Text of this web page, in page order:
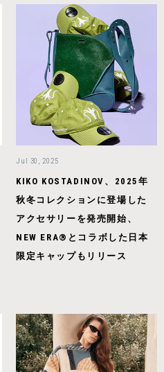
Jul 30, 2025
KIKO KOSTADINOV、2025年
秋冬コレクションに登場した
アクセサリーを発売開始、
NEW ERA®とコラボした日本
限定キャップもリリース